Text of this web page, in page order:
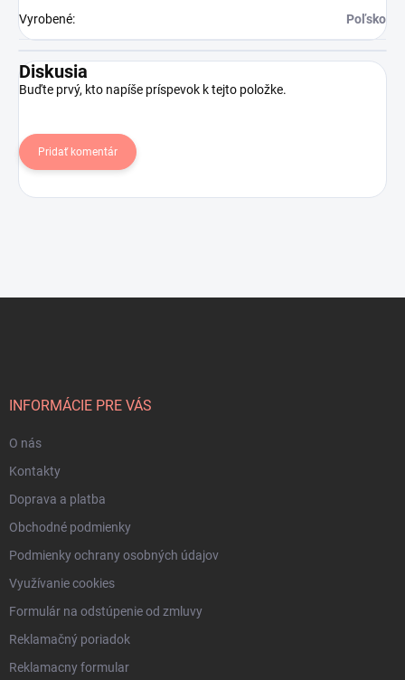
Vyrobené: Poľsko
Diskusia
Buďte prvý, kto napíše príspevok k tejto položke.
Pridať komentár
INFORMÁCIE PRE VÁS
O nás
Kontakty
Doprava a platba
Obchodné podmienky
Podmienky ochrany osobných údajov
Využívanie cookies
Formulár na odstúpenie od zmluvy
Reklamačný poriadok
Reklamacny formular